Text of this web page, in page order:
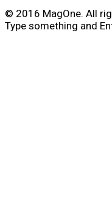
© 2016 MagOne. All
Type something and